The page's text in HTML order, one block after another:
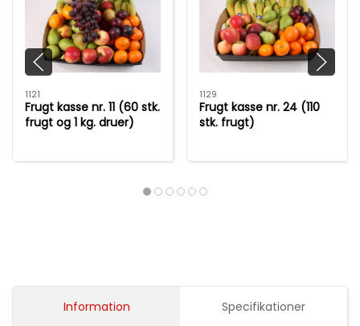
1121
Frugt kasse nr. 11 (60 stk.
frugt og 1 kg. druer)
1129
Frugt kasse nr. 24 (110
stk. frugt)
Information Specifikationer